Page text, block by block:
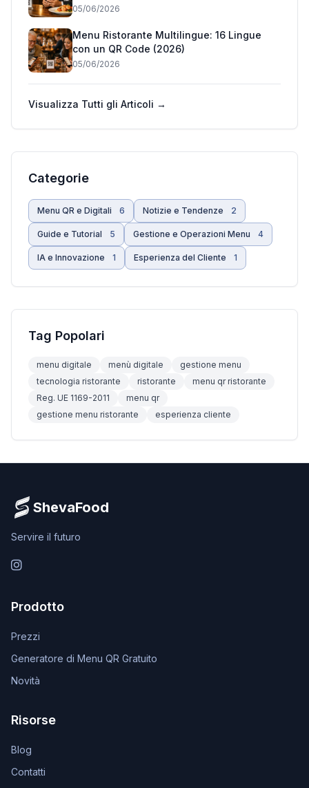
05/06/2026
Menu Ristorante Multilingue: 16 Lingue
con un QR Code (2026)
05/06/2026
Visualizza Tutti gli Articoli →
Categorie
Menu QR e Digitali 6 Notizie e Tendenze 2
Guide e Tutorial 5 Gestione e Operazioni Menu 4
IA e Innovazione 1 Esperienza del Cliente 1
Tag Popolari
menu digitale menù digitale
gestione menu
tecnologia ristorante
ristorante
menu qr ristorante
Reg. UE 1169-2011
menu qr
gestione menu ristorante
esperienza cliente
ShevaFood
Servire il futuro
Instagram
Prodotto
Prezzi
Generatore di Menu QR Gratuito
Novità
Risorse
Blog
Contatti